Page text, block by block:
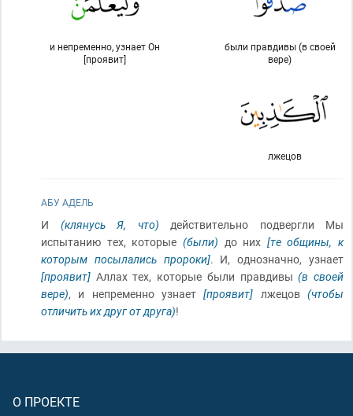
были правдивы (в своей
вере)
и непременно, узнает Он
[проявит]
лжецов
АБУ АДЕЛЬ
И (клянусь Я, что) действительно подвергли Мы
испытанию тех, которые (были) до них [те общины, к
которым посылались пророки]. И, однозначно, узнает
[проявит] Аллах тех, которые были правдивы(в своей
вере), и непременно узнает[проявит] лжецов(чтобы
отличить их друг от друга)!
О ПРОЕКТЕ